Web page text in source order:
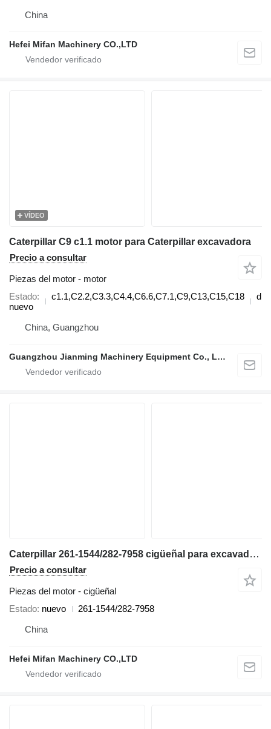
China
Hefei Mifan Machinery CO.,LTD
VÍDEO
Caterpillar C9 c1.1 motor para Caterpillar excavadora
Precio a consultar
Piezas del motor - motor
Estado
nuevo
c1.1,C2.2,C3.3,C4.4,C6.6,C7.1,C9,C13,C15,C18
China, Guangzhou
Guangzhou Jianming Machinery Equipment Co., Ltd.
Caterpillar 261-1544/282-7958 cigüeñal para excavadora
Precio a consultar
Piezas del motor - cigüeñal
Estado nuevo
261-1544/282-7958
China
Hefei Mifan Machinery CO.,LTD